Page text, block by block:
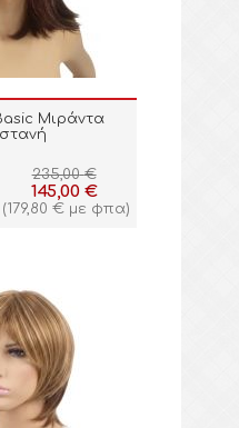
Μιράντα
235,00 €
145,00 €
(179,80 €με φπα)